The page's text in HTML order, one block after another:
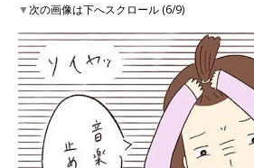
▼次の画像は下へスクロール (6/9)